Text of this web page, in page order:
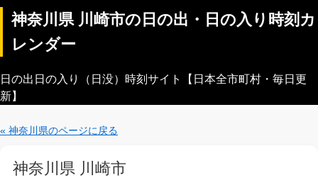
神奈川県 川崎市の日の出・日の入り時刻カ
レンダー
日の出日の入り（日没）時刻サイト【日本全市町村・毎日更
新】
« 神奈川県のページに戻る
神奈川県 川崎市